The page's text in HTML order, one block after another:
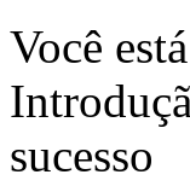
Você
sucesso